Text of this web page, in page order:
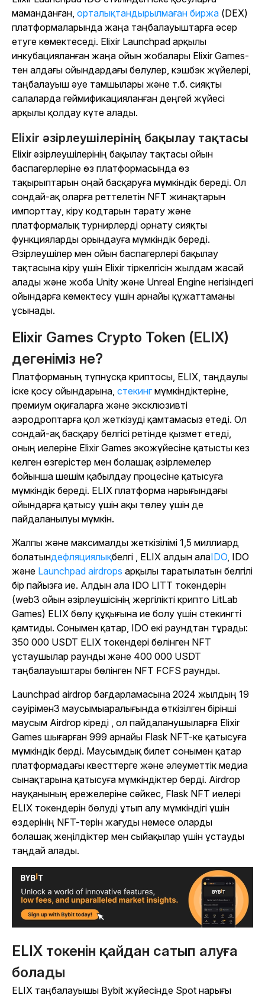
маманданған, орталықтандырылмаған биржа (DEX)
платформаларында жаңа таңбалауыштарға әсер
етуге көмектеседі. Elixir Launchpad арқылы
инкубацияланған жаңа ойын жобалары Elixir Games-
тен алдағы ойындардағы бөлулер, кэшбэк жүйелері,
таңбалауыш әуе тамшылары және т.б. сияқты
салаларда геймификацияланған деңгей жүйесі
арқылы қолдау күте алады.
Elixir әзірлеушілерінің бақылау тақтасы
Elixir әзірлеушілерінің бақылау тақтасы ойын
баспагерлеріне өз платформасында өз
тақырыптарын оңай басқаруға мүмкіндік береді. Ол
сондай-ақ оларға реттелетін NFT жинақтарын
импорттау, кіру кодтарын тарату және
платформалық турнирлерді орнату сияқты
функцияларды орындауға мүмкіндік береді.
Әзірлеушілер мен ойын баспагерлері бақылау
тақтасына кіру үшін Elixir тіркелгісін жылдам жасай
алады және жоба Unity және Unreal Engine негізіндегі
ойындарға көмектесу үшін арнайы құжаттаманы
ұсынады.
Elixir Games Crypto Token (ELIX)
дегеніміз не?
Платформаның түпнұсқа криптосы, ELIX, таңдаулы
іске қосу ойындарына, стекингмүмкіндіктеріне,
премиум оқиғаларға және эксклюзивті
аэродроптарға қол жеткізуді қамтамасыз етеді. Ол
сондай-ақ басқару белгісі ретінде қызмет етеді,
оның иелеріне Elixir Games экожүйесіне қатысты кез
келген өзгерістер мен болашақ әзірлемелер
бойынша шешім қабылдау процесіне қатысуға
мүмкіндік береді. ELIX платформа нарығындағы
ойындарға қатысу үшін ақы төлеу үшін де
пайдаланылуы мүмкін.
Жалпы және максималды жеткізілімі 1,5 миллиард
болатындефляциялықбелгі , ELIX алдын алаIDO, IDO
және Launchpad airdrops арқылы таратылатын белгілі
бір пайызға ие. Алдын ала IDO LITT токендерін
(web3 ойын әзірлеушісінің жергілікті крипто LitLab
Games) ELIX бөлу құқығына ие болу үшін стекингті
қамтиды. Сонымен қатар, IDO екі раундтан тұрады:
350 000 USDT ELIX токендері бөлінген NFT
ұстаушылар раунды және 400 000 USDT
таңбалауыштары бөлінген NFT FCFS раунды.
Launchpad airdrop бағдарламасына 2024 жылдың 19
сәуірімен3 маусымыаралығында өткізілген бірінші
маусым Airdrop кіреді , ол пайдаланушыларға Elixir
Games шығарған 999 арнайы Flask NFT-ке қатысуға
мүмкіндік берді. Маусымдық билет сонымен қатар
платформадағы квесттерге және әлеуметтік медиа
сынақтарына қатысуға мүмкіндіктер берді. Airdrop
науқанының ережелеріне сәйкес, Flask NFT иелері
ELIX токендерін бөлуді ұтып алу мүмкіндігі үшін
өздерінің NFT-терін жағуды немесе оларды
болашақ жеңілдіктер мен сыйақылар үшін ұстауды
таңдай алады.
ELIX токенін қайдан сатып алуға
болады
ELIX таңбалауышы Bybit жүйесінде Spot нарығы